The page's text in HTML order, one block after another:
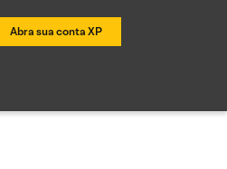
Abra sua conta XP